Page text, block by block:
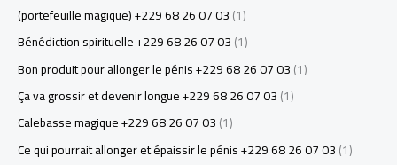
(portefeuille magique) +229 68 26 07 03(1)
Bénédiction spirituelle +229 68 26 07 03(1)
Bon produit pour allonger le pénis +229 68 26 07 03(1)
Ça va grossir et devenir longue +229 68 26 07 03(1)
Calebasse magique +229 68 26 07 03(1)
Ce qui pourrait allonger et épaissir le pénis +229 68 26 07 03(1)